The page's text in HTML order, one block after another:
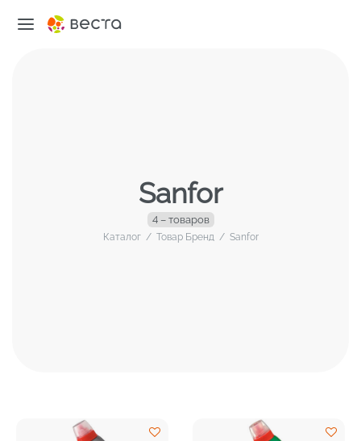
Sanfor
4 – товаров
Каталог / Товар Бренд / Sanfor